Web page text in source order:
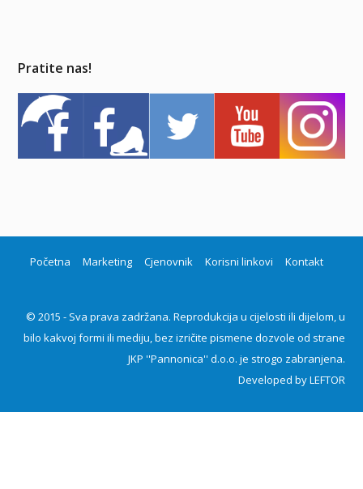
Pratite nas!
Početna Marketing Cjenovnik Korisni linkovi Kontakt
© 2015 - Sva prava zadržana. Reprodukcija u cijelosti ili dijelom, u
bilo kakvoj formi ili mediju, bez izričite pismene dozvole od strane
JKP ''Pannonica'' d.o.o. je strogo zabranjena.
Developed byLEFTOR